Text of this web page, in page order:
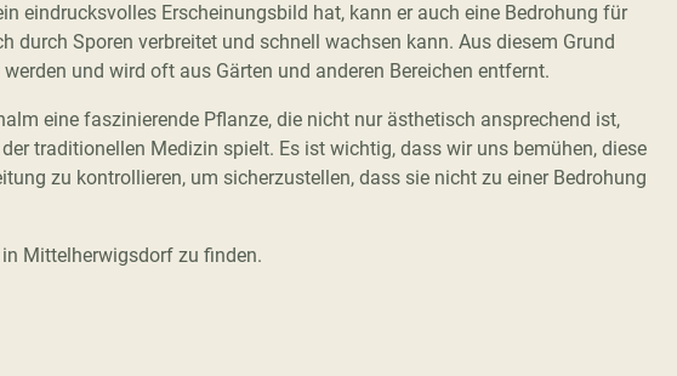
eindrucksvolles Erscheinungsbild hat, kann er auch eine Bedrohung für
durch Sporen verbreitet und schnell wachsen kann. Aus diesem Grund
und wird oft aus Gärten und anderen Bereichen entfernt.
eine faszinierende Pflanze, die nicht nur ästhetisch ansprechend ist,
traditionellen Medizin spielt. Es ist wichtig, dass wir uns bemühen, diese
zu kontrollieren, um sicherzustellen, dass sie nicht zu einer Bedrohung
Mittelherwigsdorf zu finden.